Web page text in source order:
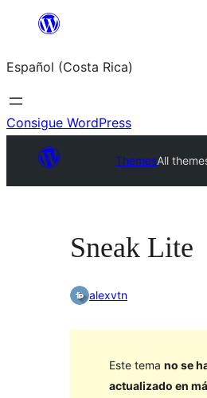
Saltar
contenido
Español (Costa Rica)
Consigue WordPress
ThemesAll
Sneak Lite
alexvtn
Este tema no se
actualizado en